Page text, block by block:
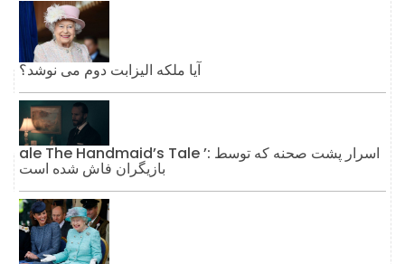
آیا ملکه الیزابت دوم می نوشد؟
ale The Handmaid’s Tale ’: اسرار پشت صحنه که توسط
بازیگران فاش شده است